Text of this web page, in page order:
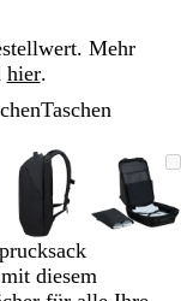
Mehr
hier.
Taschen
Vergrößer-/
Bild
Zoom
auf
Minimum
Klicken
zum
Vergrößern
Verwenden
Sie
die
Tasten
+
und
Bild
auf
zum
Sie
die
diesem